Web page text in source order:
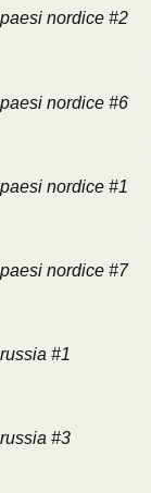
paesi nordice #2
paesi nordice #6
paesi nordice #1
paesi nordice #7
russia #1
russia #3